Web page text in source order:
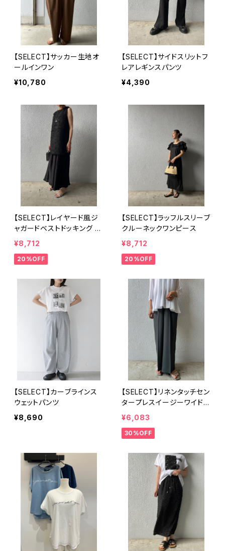
【SELECT】サッカー生地オ
ールインワン
¥10,780
【SELECT】サイドスリットフ
レアレギンスパンツ
¥4,390
【SELECT】レイヤード風ジ
ャガードベストドッキング ワ
ンピース
¥8,712
20%OFF
【SELECT】ラッフルスリーブ
クルーネックワンピース
¥8,712
20%OFF
【SELECT】カーブラインス
ウェットパンツ
¥8,690
【SELECT】リネンタッチセン
タープレスイージーワイドパ
ンツ
¥6,083
30%OFF